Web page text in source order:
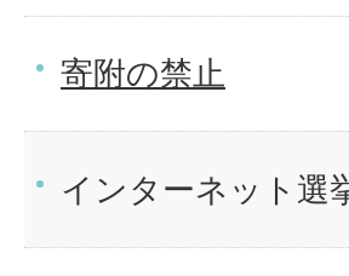
寄附の禁止
インターネット選